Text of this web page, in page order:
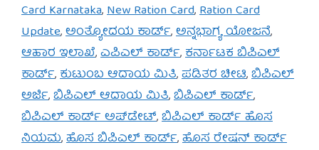
Card Karnataka,New Ration Card,Ration Card
Update,ಅಂತ್ಯೋದಯ ಕಾರ್ಡ್,ಅನ್ನಭಾಗ್ಯ ಯೋಜನೆ,
ಆಹಾರ ಇಲಾಖೆ,ಎಪಿಎಲ್ ಕಾರ್ಡ್,ಕರ್ನಾಟಕ ಬಿಪಿಎಲ್
ಕಾರ್ಡ್,ಕುಟುಂಬ ಆದಾಯ ಮಿತಿ,ಪಡಿತರ ಚೀಟಿ,ಬಿಪಿಎಲ್
ಅರ್ಜಿ,ಬಿಪಿಎಲ್ ಆದಾಯ ಮಿತಿ,ಬಿಪಿಎಲ್ ಕಾರ್ಡ್,
ಬಿಪಿಎಲ್ ಕಾರ್ಡ್ ಅಪ್‌ಡೇಟ್,ಬಿಪಿಎಲ್ ಕಾರ್ಡ್ ಹೊಸ
ನಿಯಮ,ಹೊಸ ಬಿಪಿಎಲ್ ಕಾರ್ಡ್,ಹೊಸ ರೇಷನ್ ಕಾರ್ಡ್